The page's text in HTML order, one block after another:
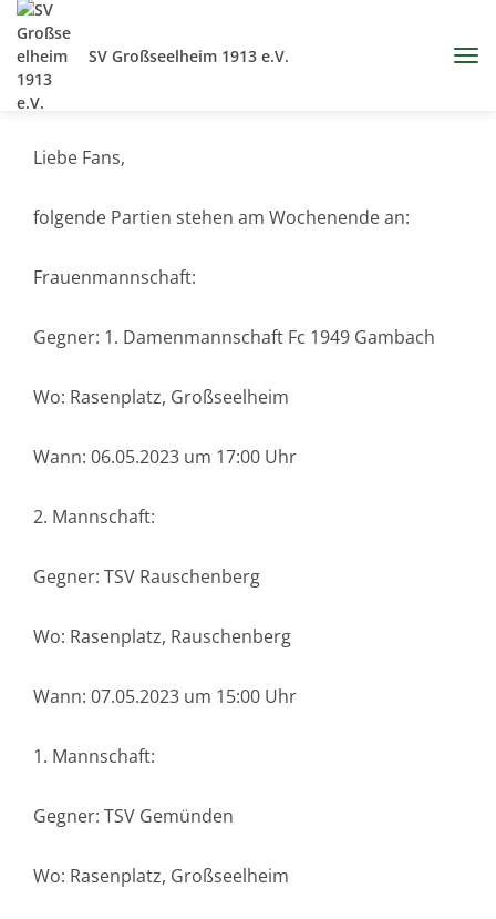
SV Großseelheim 1913 e.V.
Liebe Fans,
folgende Partien stehen am Wochenende an:
Frauenmannschaft:
Gegner: 1. Damenmannschaft Fc 1949 Gambach
Wo: Rasenplatz, Großseelheim
Wann: 06.05.2023 um 17:00 Uhr
2. Mannschaft:
Gegner: TSV Rauschenberg
Wo: Rasenplatz, Rauschenberg
Wann: 07.05.2023 um 15:00 Uhr
1. Mannschaft:
Gegner: TSV Gemünden
Wo: Rasenplatz, Großseelheim